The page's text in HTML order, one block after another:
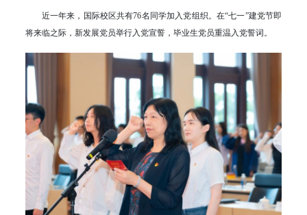
近一年来，国际校区共有76名同学加入党组织。在“七一”建党节即
将来临之际，新发展党员举行入党宣誓，毕业生党员重温入党誓词。